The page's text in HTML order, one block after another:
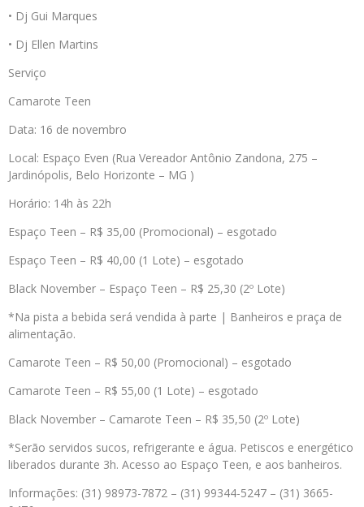
• Dj Gui Marques
• Dj Ellen Martins
Serviço
Camarote Teen
Data: 16 de novembro
Local: Espaço Even (Rua Vereador Antônio Zandona, 275 –
Jardinópolis, Belo Horizonte – MG )
Horário: 14h às 22h
Espaço Teen – R$ 35,00 (Promocional) – esgotado
Espaço Teen – R$ 40,00 (1 Lote) – esgotado
Black November – Espaço Teen – R$ 25,30 (2º Lote)
*Na pista a bebida será vendida à parte | Banheiros e praça de
alimentação.
Camarote Teen – R$ 50,00 (Promocional) – esgotado
Camarote Teen – R$ 55,00 (1 Lote) – esgotado
Black November – Camarote Teen – R$ 35,50 (2º Lote)
*Serão servidos sucos, refrigerante e água. Petiscos e energético
liberados durante 3h. Acesso ao Espaço Teen, e aos banheiros.
Informações: (31) 98973-7872 – (31) 99344-5247 – (31) 3665-